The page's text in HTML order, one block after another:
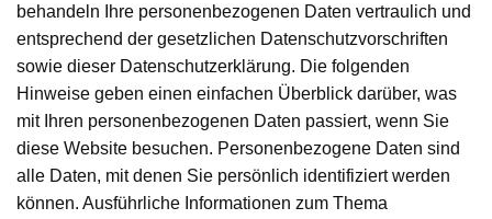
behandeln Ihre personenbezogenen Daten vertraulich und
entsprechend der gesetzlichen Datenschutzvorschriften
sowie dieser Datenschutzerklärung. Die folgenden
Hinweise geben einen einfachen Überblick darüber, was
mit Ihren personenbezogenen Daten passiert, wenn Sie
diese Website besuchen. Personenbezogene Daten sind
alle Daten, mit denen Sie persönlich identifiziert werden
können. Ausführliche Informationen zum Thema